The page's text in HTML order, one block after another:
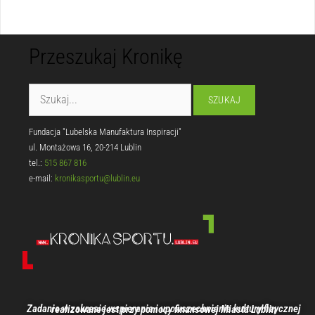
Przeszukaj Kronikę
Fundacja "Lubelska Manufaktura Inspiracji"
ul. Montażowa 16, 20-214 Lublin
tel.: 515 867 816
e-mail: kronikasportu@lublin.eu
Zadanie w zakresie wspierania i upowszechniania kultury fizycznej realizowane jest przy pomocy finansowej Miasta Lublin